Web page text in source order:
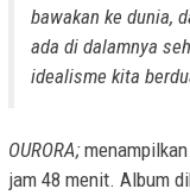
bawakan ke dunia,
ada di dalamnya
idealisme kita
OURORA;menampilkan
jam 48 menit. Album